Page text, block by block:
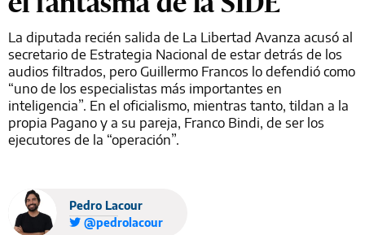
La diputada recién salida de La Libertad Avanza acusó al
secretario de Estrategia Nacional de estar detrás de los
audios filtrados, pero Guillermo Francos lo defendió como
“uno de los especialistas más importantes en
inteligencia”. En el oficialismo, mientras tanto, tildan a la
propia Pagano y a su pareja, Franco Bindi, de ser los
ejecutores de la “operación”.
Pedro Lacour
@pedrolacour